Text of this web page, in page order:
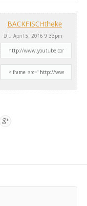
BACKFISCHtheke
Di., April 5, 2016 9:33pm